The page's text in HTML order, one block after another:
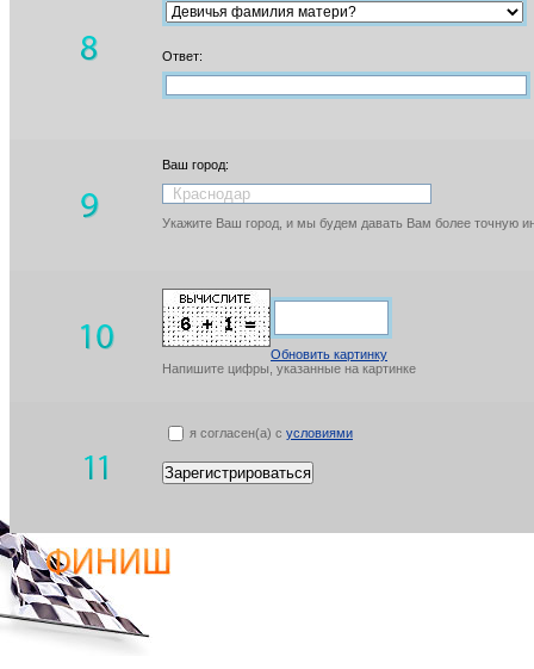
Ответ:
Ваш город:
Укажите Ваш город, и мы будем давать Вам более точную
Обновить картинку
Напишите цифры, указанные на картинке
я согласен(а) с условиями
Зарегистрироваться